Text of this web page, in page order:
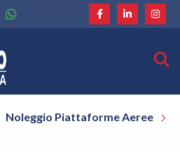
Noleggio Piattaforme Aeree